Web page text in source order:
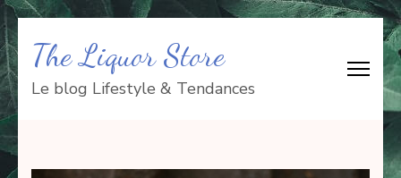
Aller
au
contenu
(Pressez
Entrée)
The Liquor Store
Le blog Lifestyle & Tendances